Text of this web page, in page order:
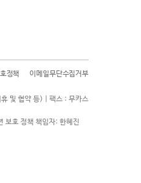
정책 이메일무단수집거부
및 협약 등) | 팩스 : 무카스
호 정책 책임자: 한혜진